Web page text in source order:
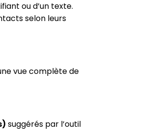
ou d’un texte.
selon leurs
vue complète de
suggérés par l’outil